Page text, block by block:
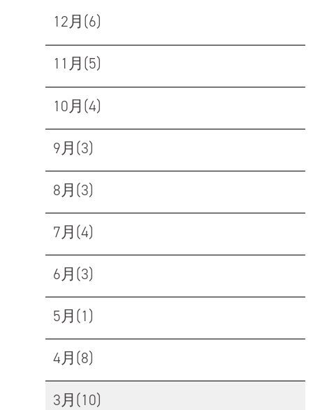
12月(6)
11月(5)
10月(4)
9月(3)
8月(3)
7月(4)
6月(3)
5月(1)
4月(8)
3月(10)